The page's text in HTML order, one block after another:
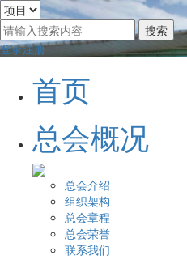
登录注册
首页
总会概况
总会介绍
组织架构
总会章程
总会荣誉
联系我们